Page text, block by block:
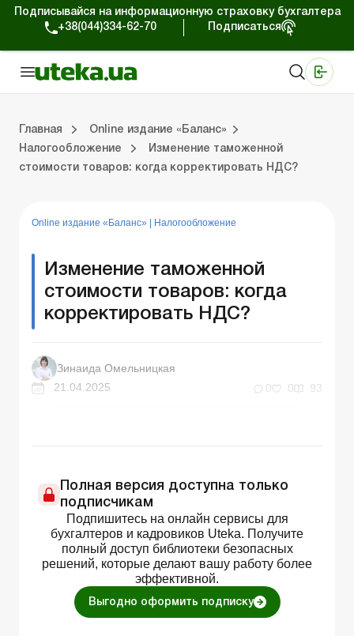
Подписывайся на информационную страховку бухгалтера
+38(044)334-62-70
Подписаться
Главная
Online издание «Баланс»
Налогообложение
Изменение таможенной
стоимости товаров: когда корректировать НДС?
Online издание «Баланс» Налогообложение
Изменение таможенной
стоимости товаров: когда
корректировать НДС?
Зинаида Омельницкая
21.04.2025
0 0 93
Полная версия доступна только
подписчикам
Подпишитесь на онлайн сервисы для
бухгалтеров и кадровиков Uteka. Получите
полный доступ библиотеки безопасных
решений, которые делают вашу работу более
эффективной.
Выгодно оформить подписку